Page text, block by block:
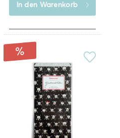
In den Warenkorb